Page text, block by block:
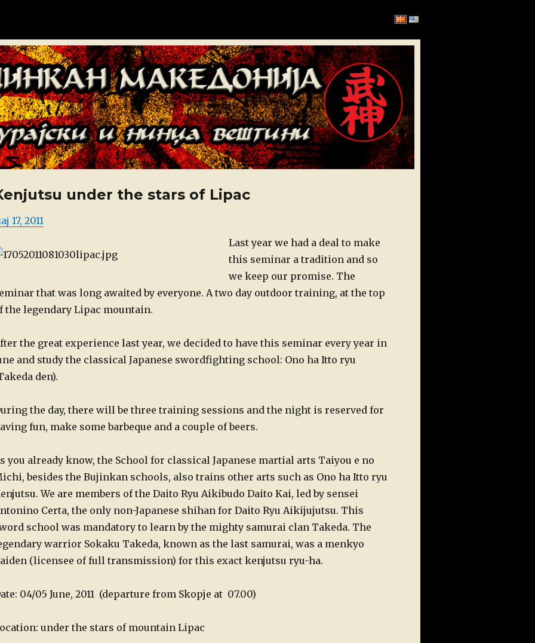
under the stars of Lipac
17, 2011
Last year we had a deal to make
this seminar a tradition and so
we keep our promise. The
that was long awaited by everyone. A two day outdoor training, at the top
the legendary Lipac mountain.
the great experience last year, we decided to have this seminar every year in
and study the classical Japanese swordfighting school: Ono ha Itto ryu
den).
the day, there will be three training sessions and the night is reserved for
fun, make some barbeque and a couple of beers.
you already know, the School for classical Japanese martial arts Taiyou e no
besides the Bujinkan schools, also trains other arts such as Ono ha Itto ryu
We are members of the Daito Ryu Aikibudo Daito Kai, led by sensei
Certa, the only non-Japanese shihan for Daito Ryu Aikijujutsu. This
school was mandatory to learn by the mighty samurai clan Takeda. The
warrior Sokaku Takeda, known as the last samurai, was a menkyo
(licensee of full transmission) for this exact kenjutsu ryu-ha.
04/05 June, 2011 (departure from Skopje at 07.00)
under the stars of mountain Lipac